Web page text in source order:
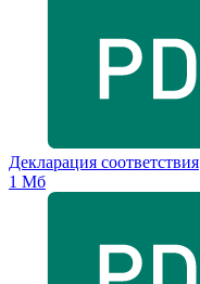
Декларация соответствия
1 Мб